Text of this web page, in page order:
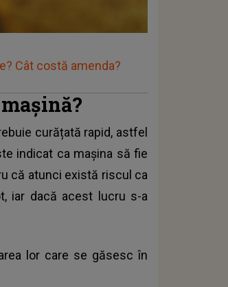
Cât costă amenda?
curățată rapid, astfel
indicat ca mașina să fie
că atunci există riscul ca
iar dacă acest lucru s-a
lor care se găsesc în